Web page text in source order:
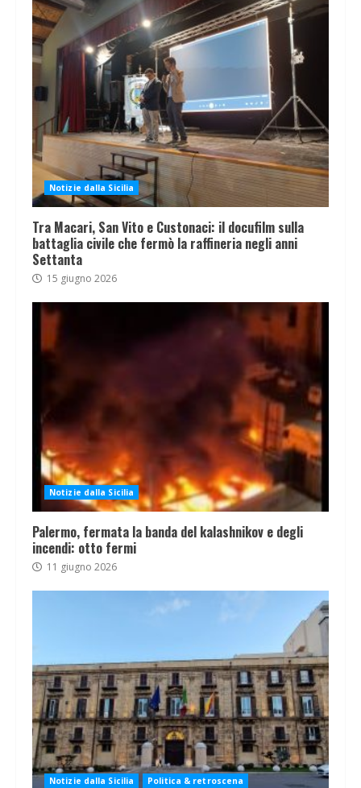
Notizie dalla Sicilia
Tra Macari, San Vito e Custonaci: il docufilm sulla
battaglia civile che fermò la raffineria negli anni
Settanta
15 giugno 2026
Notizie dalla Sicilia
Palermo, fermata la banda del kalashnikov e degli
incendi: otto fermi
11 giugno 2026
Notizie dalla Sicilia Politica & retroscena